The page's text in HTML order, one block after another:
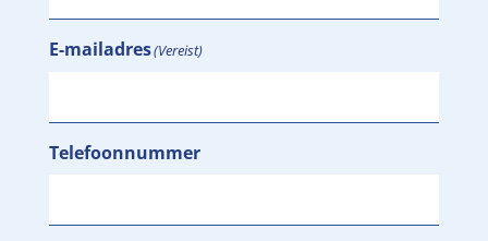
E-mailadres(Vereist)
Telefoonnummer